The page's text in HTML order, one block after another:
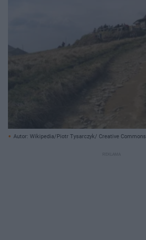
Autor: Wikipedia/Piotr Tysarczyk/ Creative Commons